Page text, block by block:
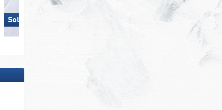
Solda all'Ortles Gitschberg Jochtal